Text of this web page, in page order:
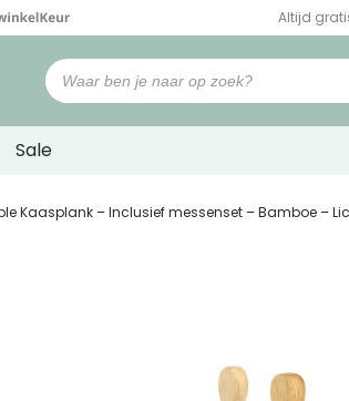
Altijd
Sale
Kaasplank – Inclusief messenset – Bamboe –